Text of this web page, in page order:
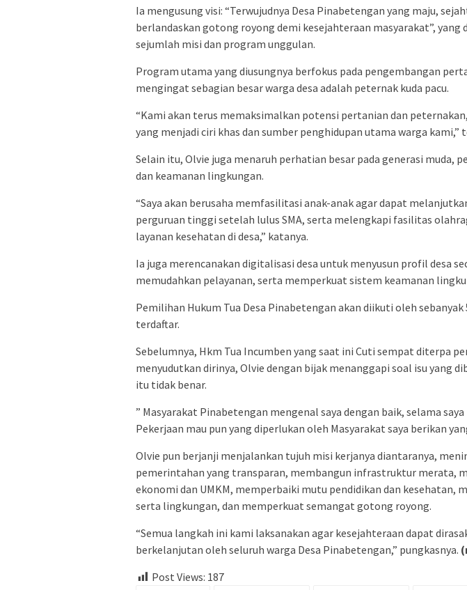
Ia mengusung visi: “Terwujudnya Desa Pinabetengan yang maju,
berlandaskan gotong royong demi kesejahteraan masyarakat”, yang
sejumlah misi dan program unggulan.
Program utama yang diusungnya berfokus pada pengembangan
mengingat sebagian besar warga desa adalah peternak kuda pacu.
“Kami akan terus memaksimalkan potensi pertanian dan
yang menjadi ciri khas dan sumber penghidupan utama warga kami,”
Selain itu, Olvie juga menaruh perhatian besar pada generasi muda,
dan keamanan lingkungan.
“Saya akan berusaha memfasilitasi anak-anak agar dapat
perguruan tinggi setelah lulus SMA, serta melengkapi fasilitas
layanan kesehatan di desa,” katanya.
Ia juga merencanakan digitalisasi desa untuk menyusun profil desa
memudahkan pelayanan, serta memperkuat sistem keamanan
Pemilihan Hukum Tua Desa Pinabetengan akan diikuti oleh
terdaftar.
Sebelumnya, Hkm Tua Incumben yang saat ini Cuti sempat diterpa
menyudutkan dirinya, Olvie dengan bijak menanggapi soal isu yang
itu tidak benar.
” Masyarakat Pinabetengan mengenal saya dengan baik, selama
Pekerjaan mau pun yang diperlukan oleh Masyarakat saya berikan
Olvie pun berjanji menjalankan tujuh misi kerjanya diantaranya,
pemerintahan yang transparan, membangun infrastruktur merata,
ekonomi dan UMKM, memperbaiki mutu pendidikan dan kesehatan,
serta lingkungan, dan memperkuat semangat gotong royong.
“Semua langkah ini kami laksanakan agar kesejahteraan dapat
berkelanjutan oleh seluruh warga Desa Pinabetengan,” pungkasnya.
Post Views: 187